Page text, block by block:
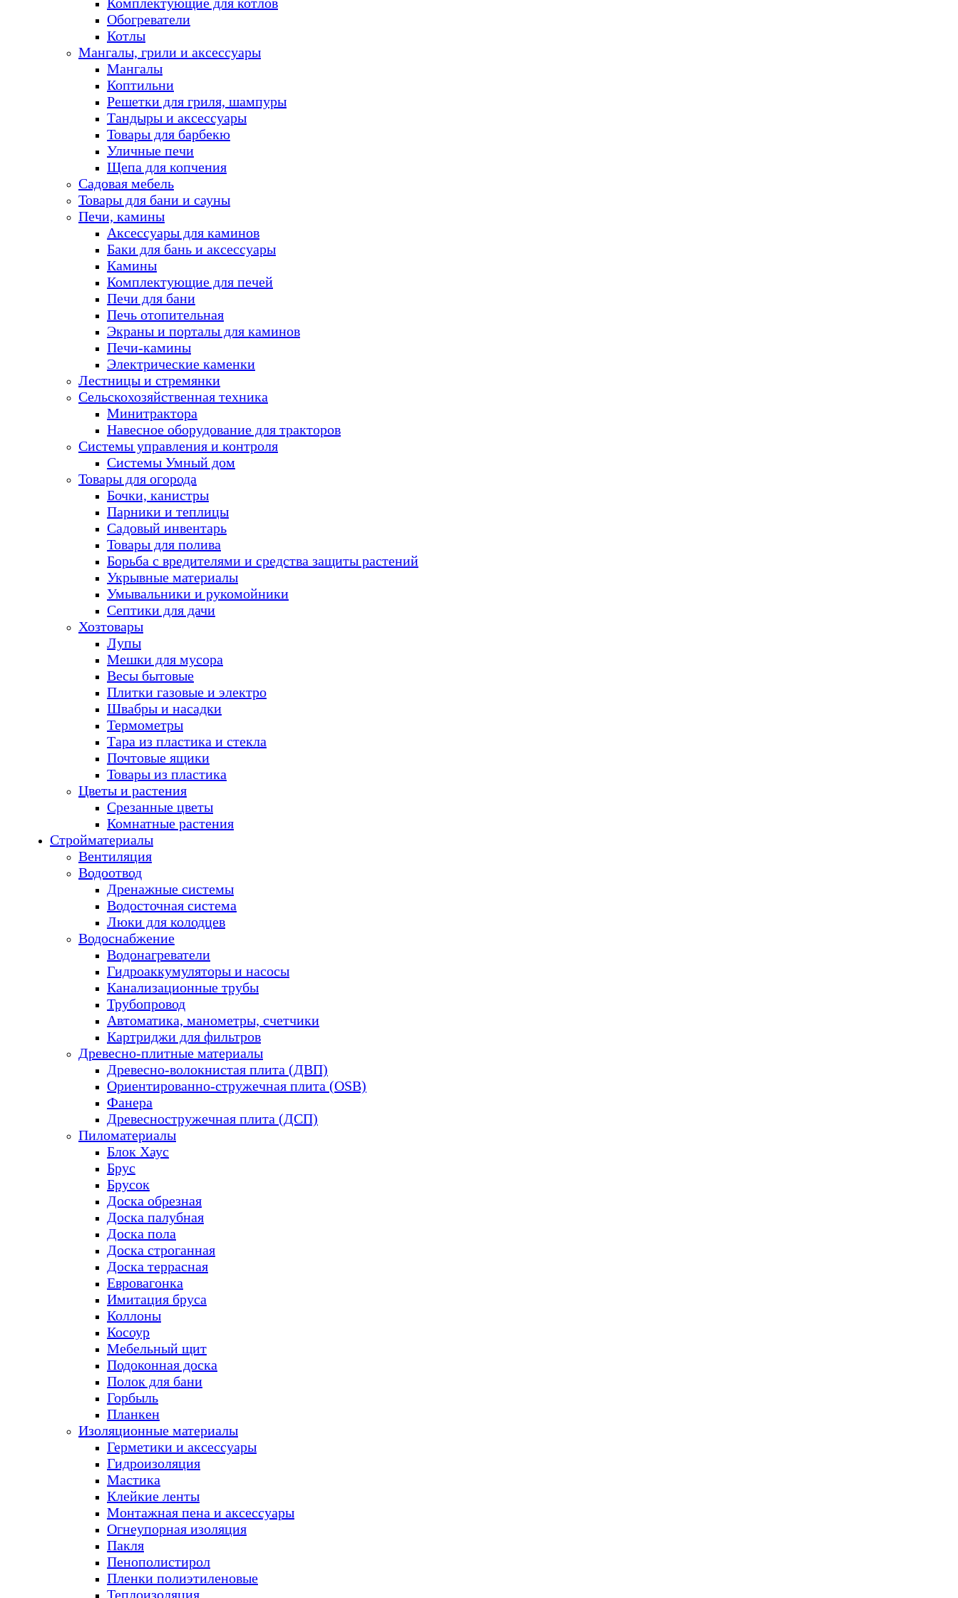
Обогреватели
Котлы
Мангалы, грили и аксессуары
Мангалы
Коптильни
Решетки для гриля, шампуры
Тандыры и аксессуары
Товары для барбекю
Уличные печи
Щепа для копчения
Садовая мебель
Товары для бани и сауны
Печи, камины
Аксессуары для каминов
Баки для бань и аксессуары
Камины
Комплектующие для печей
Печи для бани
Печь отопительная
Экраны и порталы для каминов
Печи-камины
Электрические каменки
Лестницы и стремянки
Сельскохозяйственная техника
Минитрактора
Навесное оборудование для тракторов
Системы управления и контроля
Системы Умный дом
Товары для огорода
Бочки, канистры
Парники и теплицы
Садовый инвентарь
Товары для полива
Борьба с вредителями и средства защиты растений
Укрывные материалы
Умывальники и рукомойники
Септики для дачи
Хозтовары
Лупы
Мешки для мусора
Весы бытовые
Плитки газовые и электро
Швабры и насадки
Термометры
Тара из пластика и стекла
Почтовые ящики
Товары из пластика
Цветы и растения
Срезанные цветы
Комнатные растения
Стройматериалы
Вентиляция
Водоотвод
Дренажные системы
Водосточная система
Люки для колодцев
Водоснабжение
Водонагреватели
Гидроаккумуляторы и насосы
Канализационные трубы
Трубопровод
Автоматика, манометры, счетчики
Картриджи для фильтров
Древесно-плитные материалы
Древесно-волокнистая плита (ДВП)
Ориентированно-стружечная плита (OSB)
Фанера
Древесностружечная плита (ДСП)
Пиломатериалы
Блок Хаус
Брус
Брусок
Доска обрезная
Доска палубная
Доска пола
Доска строганная
Доска террасная
Евровагонка
Имитация бруса
Коллоны
Косоур
Мебельный щит
Подоконная доска
Полок для бани
Горбыль
Планкен
Изоляционные материалы
Герметики и аксессуары
Гидроизоляция
Мастика
Клейкие ленты
Монтажная пена и аксессуары
Огнеупорная изоляция
Пакля
Пенополистирол
Пленки полиэтиленовые
Теплоизоляция